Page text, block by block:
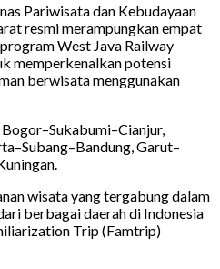
Pariwisata dan Kebudayaan
resmi merampungkan empat
West Java Railway
memperkenalkan potensi
berwisata menggunakan
Garut–
wisata yang tergabung dalam
berbagai daerah di Indonesia
Trip (Famtrip)